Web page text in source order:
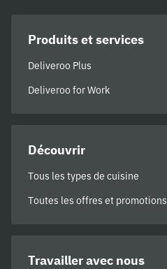
Produits et services
Deliveroo Plus
Deliveroo for Work
Découvrir
Tous les types de cuisine
Toutes les offres et promotions
Travailler avec nous